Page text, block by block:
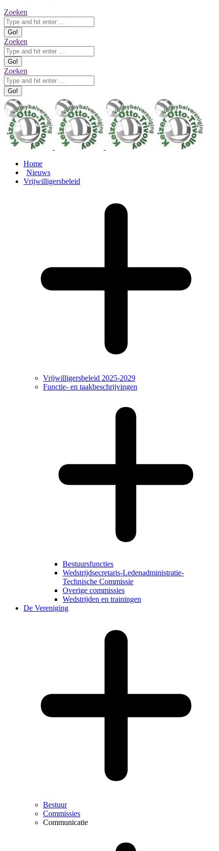
Zoeken:
Zoeken
Zoeken:
Zoeken
Zoeken:
Zoeken
Home
Nieuws
Vrijwilligersbeleid
Vrijwilligersbeleid 2025-2029
Functie- en taakbeschrijvingen
Bestuursfuncties
Wedstrijdsecretaris-Ledenadministratie-
Technische Commissie
Overige commissies
Wedstrijden en trainingen
De Vereniging
Bestuur
Commissies
Communicatie